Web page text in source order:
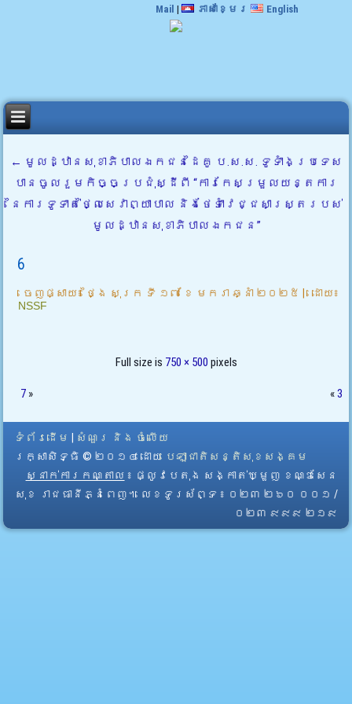
Mail | ភាសាខ្មែរ English
← មូលដ្ឋានសុខាភិបាលឯកជនដៃគូ ប.ស.ស. ទូទាំងប្រទេស
បានចូលរួមកិច្ចប្រជុំស្ដីពី “ការកែសម្រួលយន្តការ
នៃការទូទាត់ថ្លៃសេវាព្យាបាល និងថែទាំវេជ្ជសាស្រ្តរបស់
មូលដ្ឋានសុខាភិបាលឯកជន”
6
ចេញផ្សាយ៖ ថ្ងៃ សុក្រ ទី ១៧ ខែ មករា ឆ្នាំ ២០២៥ | ដោយ៖
NSSF
Full size is 750 × 500 pixels
7 » «3
ទំព័រដើម
សំណួរ និង ចំលើយ
រក្សាសិទ្ធិ © ២០១៤ ដោយ​ បេឡាជាតិសន្តិសុខសង្គម
ស្នាក់ការកណ្តាល ៖ ផ្លូវបេតុង សង្កាត់ឃ្មួញ ខណ្ឌសែន
សុខ រាជធានីភ្នំពេញ។ លេខទូរស័ព្ទ ៖ ០២៣ ២៦០ ០០១ /
០២៣ ៩៩៩ ២១៩